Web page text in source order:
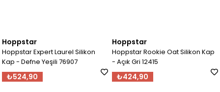
Hoppstar
Hoppstar Expert Laurel Silikon
Kap - Defne Yeşili 76907
₺524,90
Hoppstar
Hoppstar Rookie Oat Silikon Kap
- Açık Gri 12415
₺424,90